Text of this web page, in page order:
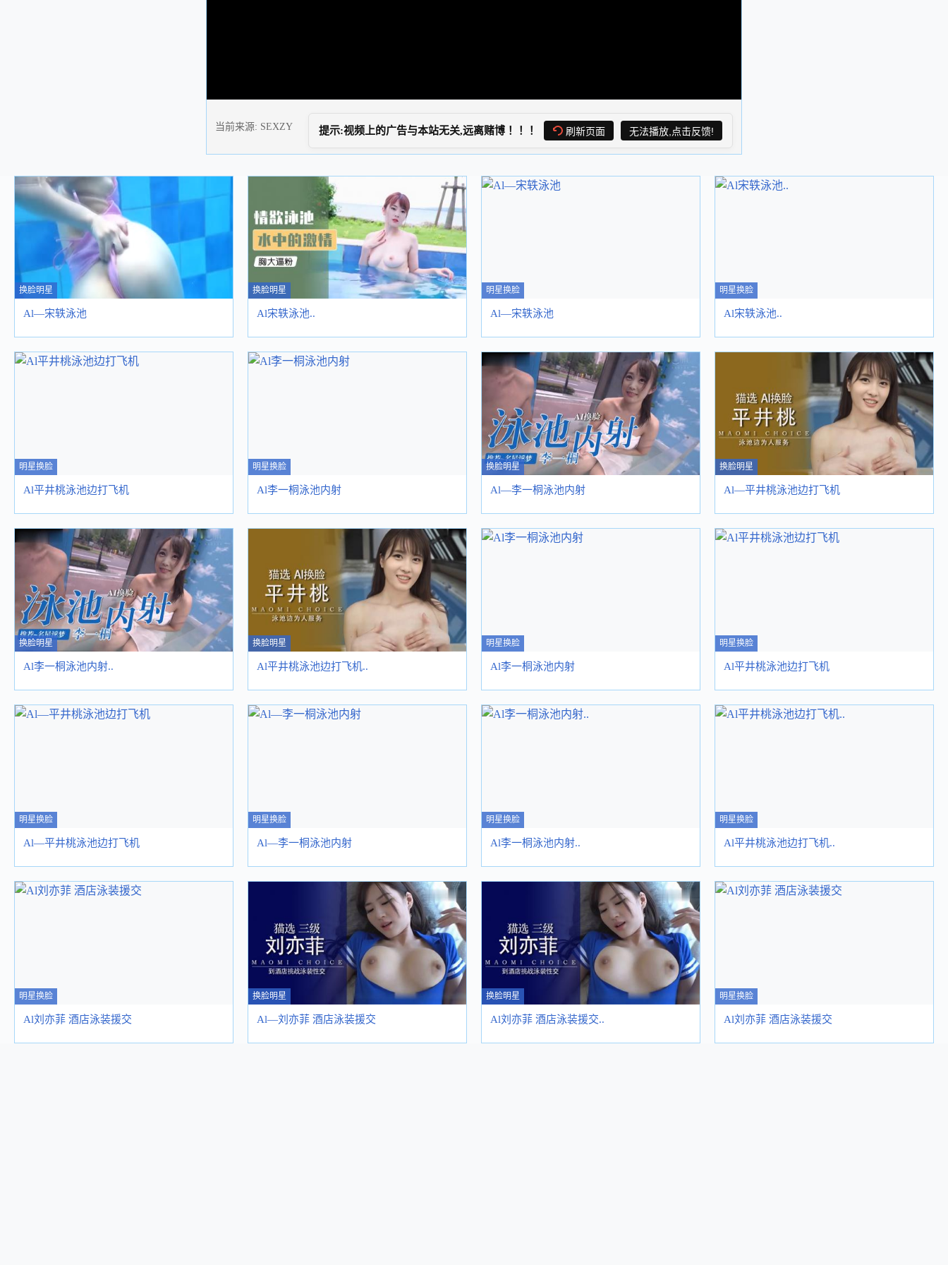
当前来源: SEXZY 提示:视频上的广告与本站无关,远离赌博！！！ 刷新页面 无法播放,点击反馈!
换脸明星
Al—宋轶泳池
换脸明星
Al宋轶泳池..
明星换脸
Al—宋轶泳池
明星换脸
Al宋轶泳池..
明星换脸
Al平井桃泳池边打飞机
明星换脸
Al李一桐泳池内射
换脸明星
Al—李一桐泳池内射
换脸明星
Al—平井桃泳池边打飞机
换脸明星
Al李一桐泳池内射..
换脸明星
Al平井桃泳池边打飞机..
明星换脸
Al李一桐泳池内射
明星换脸
Al平井桃泳池边打飞机
明星换脸
Al—平井桃泳池边打飞机
明星换脸
Al—李一桐泳池内射
明星换脸
Al李一桐泳池内射..
明星换脸
Al平井桃泳池边打飞机..
明星换脸
Al刘亦菲 酒店泳装援交
换脸明星
Al—刘亦菲 酒店泳装援交
换脸明星
Al刘亦菲 酒店泳装援交..
明星换脸
Al刘亦菲 酒店泳装援交